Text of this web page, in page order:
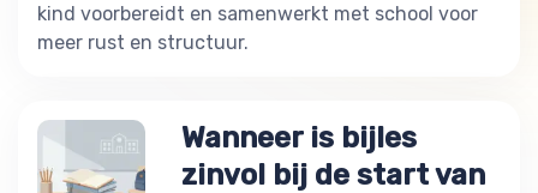
kind voorbereidt en samenwerkt met school voor
meer rust en structuur.
Wanneer is bijles
zinvol bij de start van